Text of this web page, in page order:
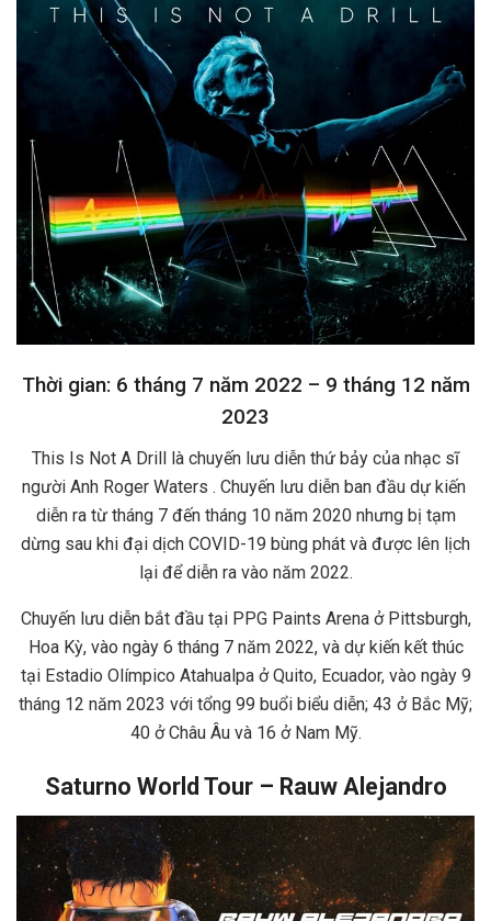
Thời gian: 6 tháng 7 năm 2022 – 9 tháng 12 năm
2023
This Is Not A Drill là chuyến lưu diễn thứ bảy của nhạc sĩ
người Anh Roger Waters . Chuyến lưu diễn ban đầu dự kiến ​​
diễn ra từ tháng 7 đến tháng 10 năm 2020 nhưng bị tạm
dừng sau khi đại dịch COVID-19 bùng phát và được lên lịch
lại để diễn ra vào năm 2022.
Chuyến lưu diễn bắt đầu tại PPG Paints Arena ở Pittsburgh,
Hoa Kỳ, vào ngày 6 tháng 7 năm 2022, và dự kiến ​​kết thúc
tại Estadio Olímpico Atahualpa ở Quito, Ecuador, vào ngày 9
tháng 12 năm 2023 với tổng 99 buổi biểu diễn; 43 ở Bắc Mỹ;
40 ở Châu Âu và 16 ở Nam Mỹ.
Saturno World Tour – Rauw Alejandro